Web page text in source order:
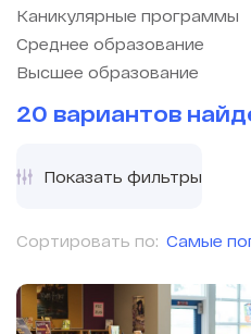
Каникулярные программы
Среднее образование
Высшее образование
20 вариантов
Сортировать по: Самые
Показать фильтры